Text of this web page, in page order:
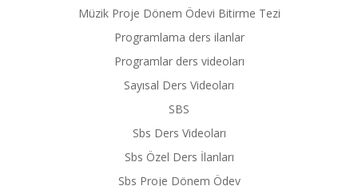
Müzik Proje Dönem Ödevi Bitirme Tezi
Programlama ders ilanlar
Programlar ders videoları
Sayısal Ders Videoları
SBS
Sbs Ders Videoları
Sbs Özel Ders İlanları
Sbs Proje Dönem Ödev